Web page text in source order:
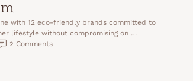
with 12 eco-friendly brands committed to
lifestyle without compromising on …
2 Comments